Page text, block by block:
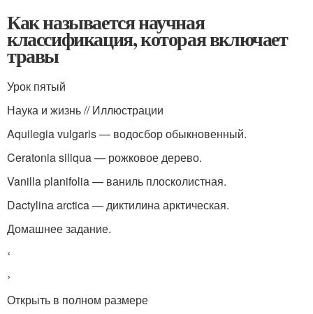
Как называется научная
классификация, которая включает
травы
Урок пятый
Наука и жизнь // Иллюстрации
Aquilegia vulgaris — водосбор обыкновенный.
Ceratonia siliqua — рожковое дерево.
Vanilla planifolia — ваниль плосколистная.
Dactylina arctica — диктилина арктическая.
Домашнее задание.
‹
›
Открыть в полном размере